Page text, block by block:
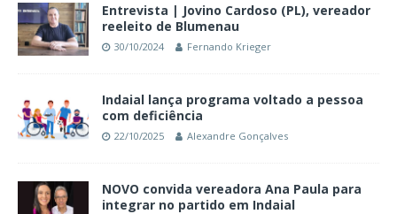
Entrevista | Jovino Cardoso (PL), vereador
reeleito de Blumenau
30/10/2024 Fernando Krieger
Indaial lança programa voltado a pessoa
com deficiência
22/10/2025 Alexandre Gonçalves
NOVO convida vereadora Ana Paula para
integrar no partido em Indaial